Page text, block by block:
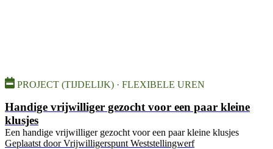
PROJECT (TIJDELIJK) · FLEXIBELE UREN
Handige vrijwilliger gezocht voor een paar kleine
klusjes
Een handige vrijwilliger gezocht voor een paar kleine klusjes
Geplaatst door Vrijwilligerspunt Weststellingwerf